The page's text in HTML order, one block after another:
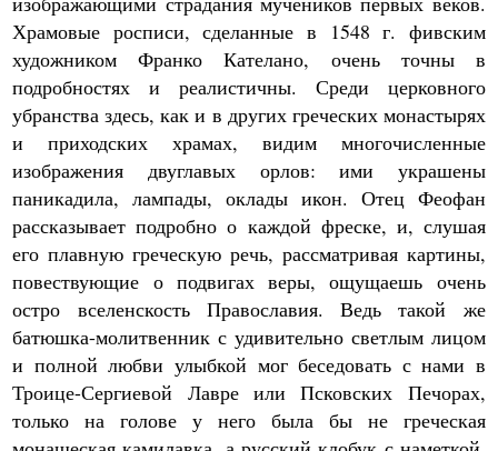
Храмовые росписи, сделанные в 1548 г. фивским
художником Франко Кателано, очень точны в
подробностях и реалистичны. Среди церковного
убранства здесь, как и в других греческих монастырях
и приходских храмах, видим многочисленные
изображения двуглавых орлов: ими украшены
паникадила, лампады, оклады икон. Отец Феофан
рассказывает подробно о каждой фреске, и, слушая
его плавную греческую речь, рассматривая картины,
повествующие о подвигах веры, ощущаешь очень
остро вселенскость Православия. Ведь такой же
батюшка-молитвенник с удивительно светлым лицом
и полной любви улыбкой мог беседовать с нами в
Троице-Сергиевой Лавре или Псковских Печорах,
только на голове у него была бы не греческая